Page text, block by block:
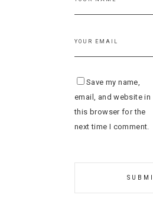
Save my name,
email, and website in
this browser for the
next time I comment.